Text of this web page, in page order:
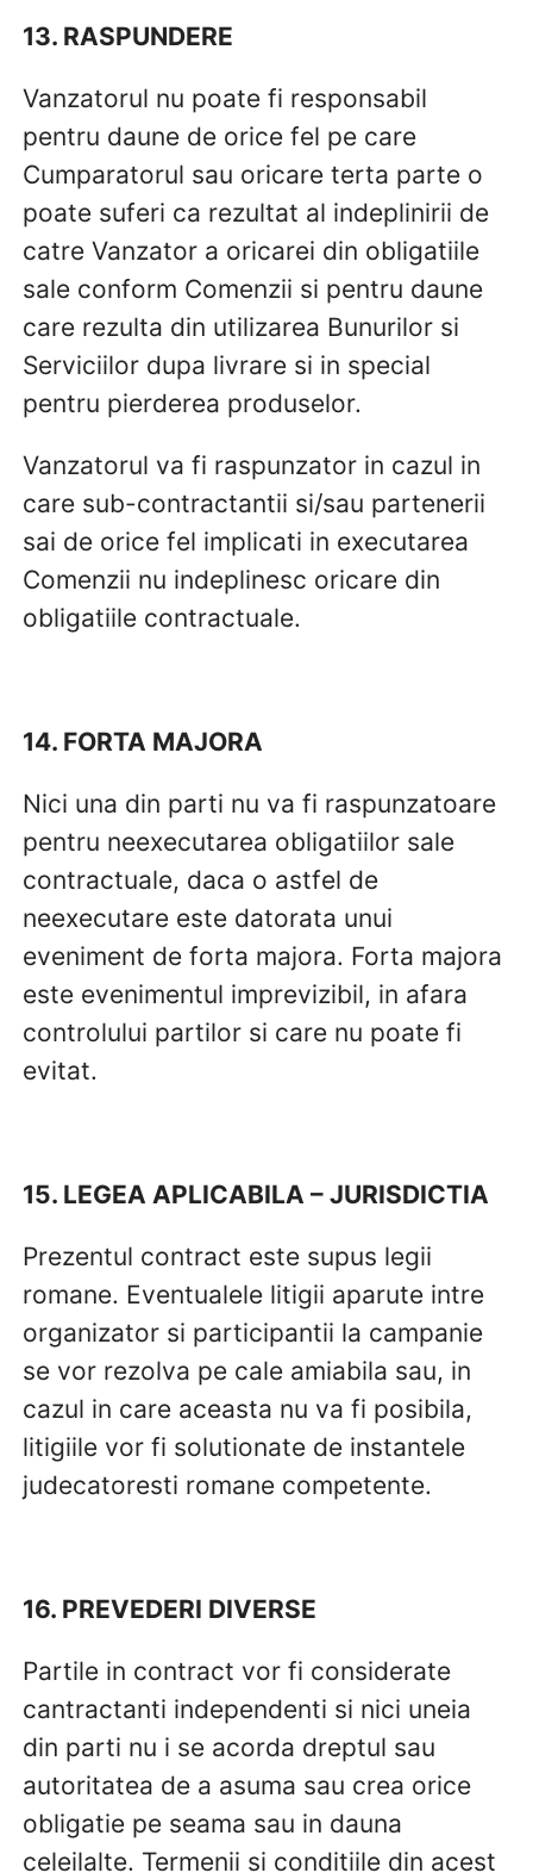
13. RASPUNDERE
Vanzatorul nu poate fi responsabil
pentru daune de orice fel pe care
Cumparatorul sau oricare terta parte o
poate suferi ca rezultat al indeplinirii de
catre Vanzator a oricarei din obligatiile
sale conform Comenzii si pentru daune
care rezulta din utilizarea Bunurilor si
Serviciilor dupa livrare si in special
pentru pierderea produselor.
Vanzatorul va fi raspunzator in cazul in
care sub-contractantii si/sau partenerii
sai de orice fel implicati in executarea
Comenzii nu indeplinesc oricare din
obligatiile contractuale.
14. FORTA MAJORA
Nici una din parti nu va fi raspunzatoare
pentru neexecutarea obligatiilor sale
contractuale, daca o astfel de
neexecutare este datorata unui
eveniment de forta majora. Forta majora
este evenimentul imprevizibil, in afara
controlului partilor si care nu poate fi
evitat.
15. LEGEA APLICABILA – JURISDICTIA
Prezentul contract este supus legii
romane. Eventualele litigii aparute intre
organizator si participantii la campanie
se vor rezolva pe cale amiabila sau, in
cazul in care aceasta nu va fi posibila,
litigiile vor fi solutionate de instantele
judecatoresti romane competente.
16. PREVEDERI DIVERSE
Partile in contract vor fi considerate
cantractanti independenti si nici uneia
din parti nu i se acorda dreptul sau
autoritatea de a asuma sau crea orice
obligatie pe seama sau in dauna
celeilalte. Termenii si conditiile din acest